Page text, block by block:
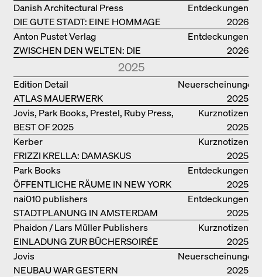
Entdeckungen
DIE GUTE STADT: EINE HOMMAGE
DES MENSCHENFREUNDS JAN GEHL
Danish Architectural Press
2026
Entdeckungen
ZWISCHEN DEN WELTEN: DIE
POWER-ARCHITEKTIN ELIZABETH
SCHEU CLOSE
Anton Pustet Verlag
2026
2025
Neuerscheinungen
ATLAS MAUERWERK
Edition Detail
2025
Kurznotizen
BEST OF 2025
Jovis, Park Books, Prestel, Ruby Press,
Scheidegger Spiess, Steidl, Thames &
Hudson, Walther König
2025
Kurznotizen
FRIZZI KRELLA: DAMASKUS
Kerber
2025
Entdeckungen
ÖFFENTLICHE RÄUME IN NEW YORK
Park Books
2025
Entdeckungen
STADTPLANUNG IN AMSTERDAM
nai010 publishers
2025
Kurznotizen
EINLADUNG ZUR BÜCHERSOIRÉE
Phaidon / Lars Müller Publishers
2025
Neuerscheinungen
NEUBAU WAR GESTERN
Jovis
2025